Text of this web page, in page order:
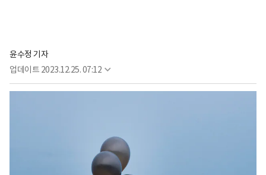
윤수정 기자
업데이트 2023.12.25. 07:12